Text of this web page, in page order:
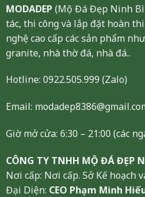
MODADEP (Mộ Đá Đẹp Ninh
tác, thi công và lắp đặt hoàn
nghệ cao cấp các sản phẩm
granite, nhà thờ đá, nhà đá..
Hotline: 0922.505.999 (Zalo)
Email:
Giờ mở cửa: 6:30 – 21:00 (các
CÔNG TY TNHH MỘ ĐÁ ĐẸP
Nơi cấp: Nơi cấp. Sở Kế
Đại Diện: CEO Phạm Minh